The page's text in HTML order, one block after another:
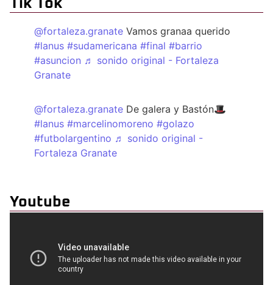
Tik Tok
@fortaleza.granate Vamos granaa querido
#lanus #sudamericana #final #barrio
#asuncion ♬ sonido original - Fortaleza
Granate
@fortaleza.granate De galera y Bastón🎩
#lanus #marcelinomoreno #golazo
#futbolargentino ♬ sonido original -
Fortaleza Granate
Youtube